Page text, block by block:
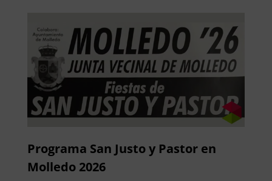
Programa San Justo y Pastor en
Molledo 2026